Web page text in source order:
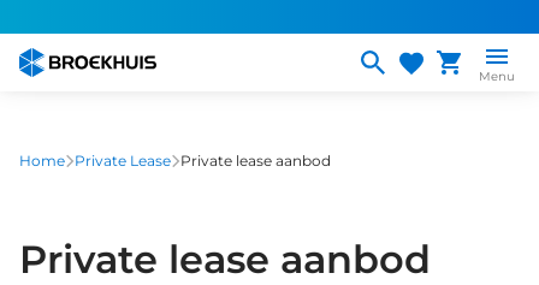
naar
gaan
Menu
Home Private Lease Private lease aanbod
Private lease aanbod